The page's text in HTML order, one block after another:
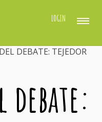
LOGIN
DEBATE: TEJEDOR